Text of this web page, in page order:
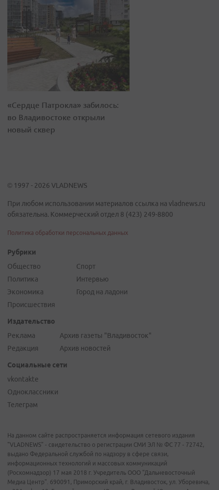
«Сердце Патрокла» забилось:
во Владивостоке открыли
новый сквер
© 1997 - 2026 VLADNEWS
При любом использовании материалов ссылка на vladnews.ru
обязательна. Коммерческий отдел 8 (423) 249-8800
Политика обработки персональных данных
Рубрики
Общество
Политика
Экономика
Происшествия
Спорт
Интервью
Город на ладони
Издательство
Реклама
Редакция
Архив газеты "Владивосток"
Архив новостей
Социальные сети
vkontakte
Одноклассники
Телеграм
На данном сайте распространяется информация сетевого издания
"VLADNEWS" - свидетельство о регистрации СМИ ЭЛ № ФС 77 - 72742,
выдано Федеральной службой по надзору в сфере связи,
информационных технологий и массовых коммуникаций
(Роскомнадзор) 17 мая 2018 г. Учредитель ООО "Дальневосточный
Медиа Центр". 690091, Приморский край, г. Владивосток, ул. Уборевича,